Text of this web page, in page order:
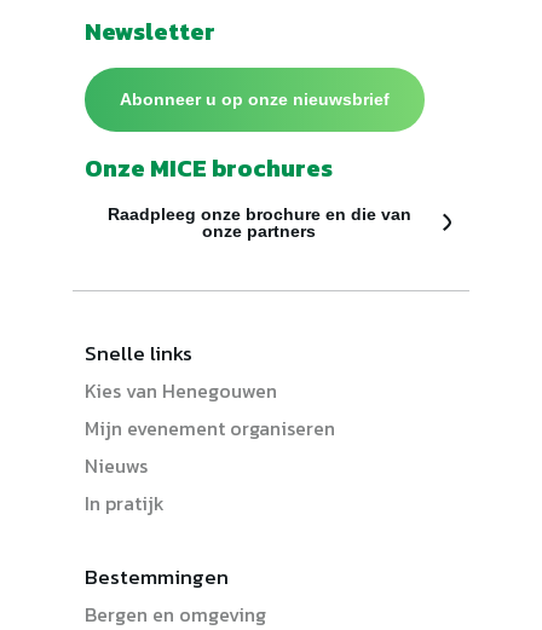
Newsletter
Abonneer u op onze nieuwsbrief
Onze MICE brochures
Raadpleeg onze brochure en die van
onze partners
Snelle links
Kies van Henegouwen
Mijn evenement organiseren
Nieuws
In pratijk
Bestemmingen
Bergen en omgeving